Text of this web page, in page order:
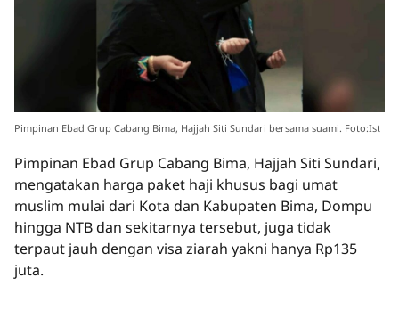
Pimpinan Ebad Grup Cabang Bima, Hajjah Siti Sundari bersama suami. Foto:Ist
Pimpinan Ebad Grup Cabang Bima, Hajjah Siti Sundari,
mengatakan harga paket haji khusus bagi umat
muslim mulai dari Kota dan Kabupaten Bima, Dompu
hingga NTB dan sekitarnya tersebut, juga tidak
terpaut jauh dengan visa ziarah yakni hanya Rp135
juta.